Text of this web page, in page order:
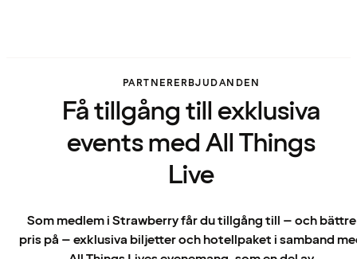
PARTNERERBJUDANDEN
Få tillgång till exklusiva
events med All Things
Live
Som medlem i Strawberry får du tillgång till – och bättre
pris på – exklusiva biljetter och hotellpaket i samband